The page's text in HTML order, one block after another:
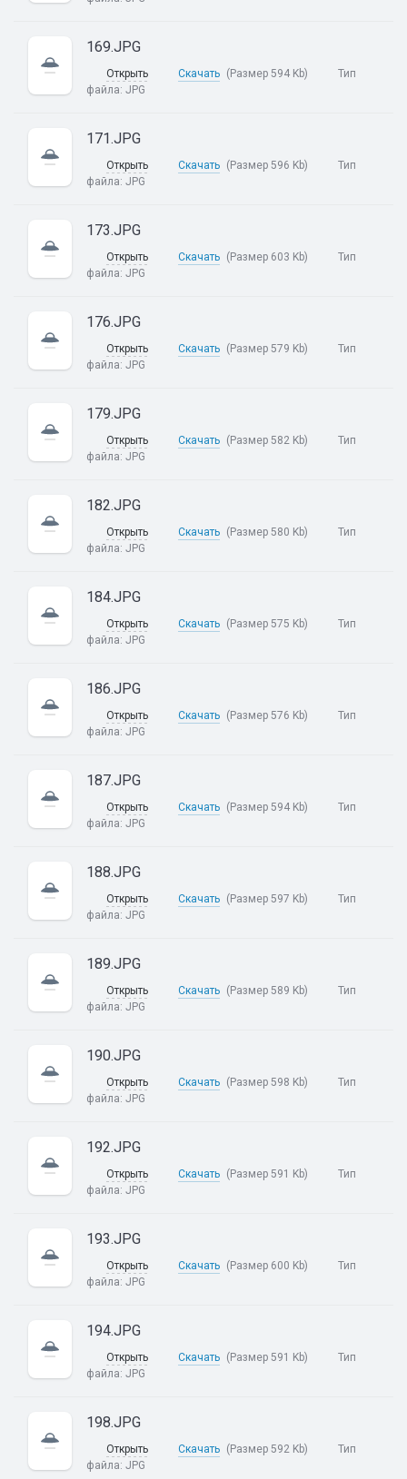
169.JPG
Открыть Скачать (Размер 594 Kb)
Тип
файла: JPG
171.JPG
Открыть Скачать (Размер 596 Kb)
Тип
файла: JPG
173.JPG
Открыть Скачать (Размер 603 Kb)
Тип
файла: JPG
176.JPG
Открыть Скачать (Размер 579 Kb)
Тип
файла: JPG
179.JPG
Открыть Скачать (Размер 582 Kb)
Тип
файла: JPG
182.JPG
Открыть Скачать (Размер 580 Kb)
Тип
файла: JPG
184.JPG
Открыть Скачать (Размер 575 Kb)
Тип
файла: JPG
186.JPG
Открыть Скачать (Размер 576 Kb)
Тип
файла: JPG
187.JPG
Открыть Скачать (Размер 594 Kb)
Тип
файла: JPG
188.JPG
Открыть Скачать (Размер 597 Kb)
Тип
файла: JPG
189.JPG
Открыть Скачать (Размер 589 Kb)
Тип
файла: JPG
190.JPG
Открыть Скачать (Размер 598 Kb)
Тип
файла: JPG
192.JPG
Открыть Скачать (Размер 591 Kb)
Тип
файла: JPG
193.JPG
Открыть Скачать (Размер 600 Kb)
Тип
файла: JPG
194.JPG
Открыть Скачать (Размер 591 Kb)
Тип
файла: JPG
198.JPG
Открыть Скачать (Размер 592 Kb)
Тип
файла: JPG